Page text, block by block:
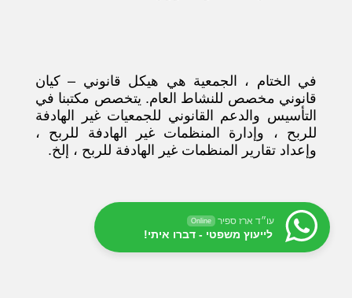
في الختام ، الجمعية هي هيكل قانوني – كيان
قانوني مخصص للنشاط العام. يتخصص مكتبنا في
التأسيس والدعم القانوني للجمعيات غير الهادفة
للربح ، وإدارة المنظمات غير الهادفة للربح ،
وإعداد تقارير المنظمات غير الهادفة للربح ، إلخ.
עו״ד ארז ספיר Online
לייעוץ משפטי - דברו איתי!